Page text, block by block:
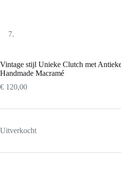
Vintage stijl Unieke Clutch met
Handmade Macramé
€ 120,00
Uitverkocht